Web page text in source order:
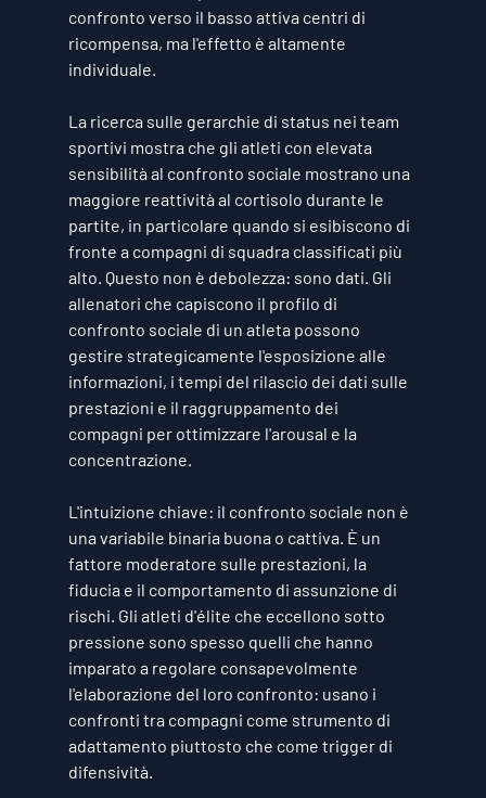
confronto verso il basso attiva centri di
ricompensa, ma l'effetto è altamente
individuale.
La ricerca sulle gerarchie di status nei team
sportivi mostra che gli atleti con elevata
sensibilità al confronto sociale mostrano una
maggiore reattività al cortisolo durante le
partite, in particolare quando si esibiscono di
fronte a compagni di squadra classificati più
alto. Questo non è debolezza: sono dati. Gli
allenatori che capiscono il profilo di
confronto sociale di un atleta possono
gestire strategicamente l'esposizione alle
informazioni, i tempi del rilascio dei dati sulle
prestazioni e il raggruppamento dei
compagni per ottimizzare l'arousal e la
concentrazione.
L'intuizione chiave: il confronto sociale non è
una variabile binaria buona o cattiva. È un
fattore moderatore sulle prestazioni, la
fiducia e il comportamento di assunzione di
rischi. Gli atleti d'élite che eccellono sotto
pressione sono spesso quelli che hanno
imparato a regolare consapevolmente
l'elaborazione del loro confronto: usano i
confronti tra compagni come strumento di
adattamento piuttosto che come trigger di
difensività.